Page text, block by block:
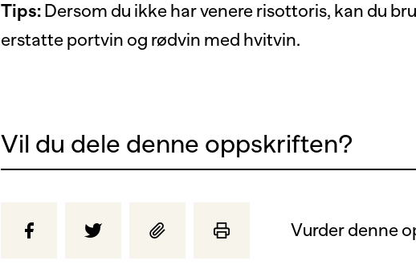
Tips: Dersom du ikke har venere risottoris, kan du
erstatte portvin og rødvin med hvitvin.
Vil du dele denne oppskriften?
Vurder denne